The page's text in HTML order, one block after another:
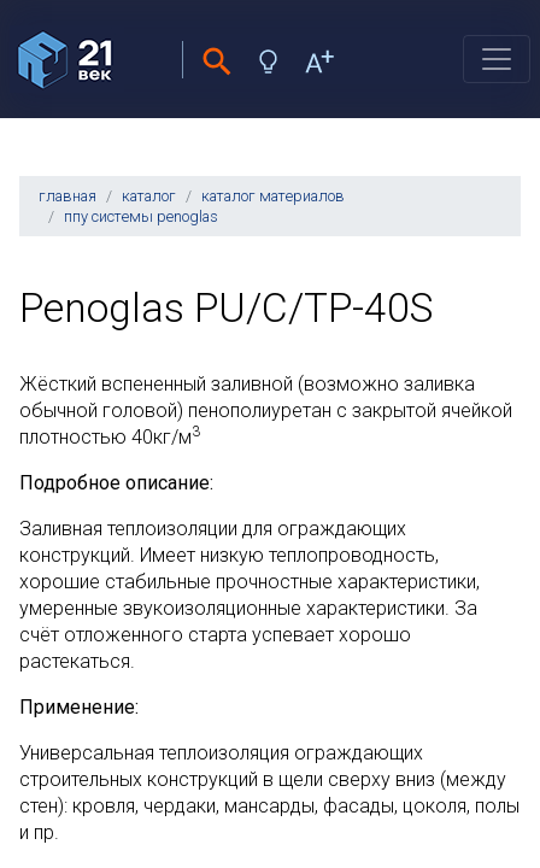
главная каталог
каталог материалов
ппу системы penoglas
Penoglas PU/C/TP-40S
Жёсткий вспененный заливной (возможно заливка
обычной головой) пенополиуретан с закрытой ячейкой
плотностью 40кг/м3
Подробное описание:
Заливная теплоизоляции для ограждающих
конструкций. Имеет низкую теплопроводность,
хорошие стабильные прочностные характеристики,
умеренные звукоизоляционные характеристики. За
счёт отложенного старта успевает хорошо
растекаться.
Применение:
Универсальная теплоизоляция ограждающих
строительных конструкций в щели сверху вниз (между
стен): кровля, чердаки, мансарды, фасады, цоколя, полы
и пр.